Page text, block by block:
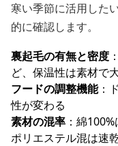
寒い季節に活用した
的に確認します。
裏起毛の有無と密度
ど、保温性は素材で
フードの調整機能：
性が変わる
素材の混率 ：綿
ポリエステル混は速